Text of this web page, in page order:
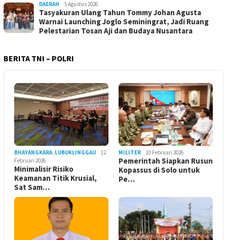
DAERAH 5 Agustus 2026
Tasyakuran Ulang Tahun Tommy Johan Agusta
Warnai Launching Joglo Seminingrat, Jadi Ruang
Pelestarian Tosan Aji dan Budaya Nusantara
BERITA TNI – POLRI
BHAYANGKARA, LUBUKLINGGAU
12
Februari 2026
Minimalisir Risiko
Keamanan Titik Krusial,
Sat Sam…
MILITER 10 Februari 2026
Pemerintah Siapkan Rusun
Kopassus di Solo untuk
Pe…